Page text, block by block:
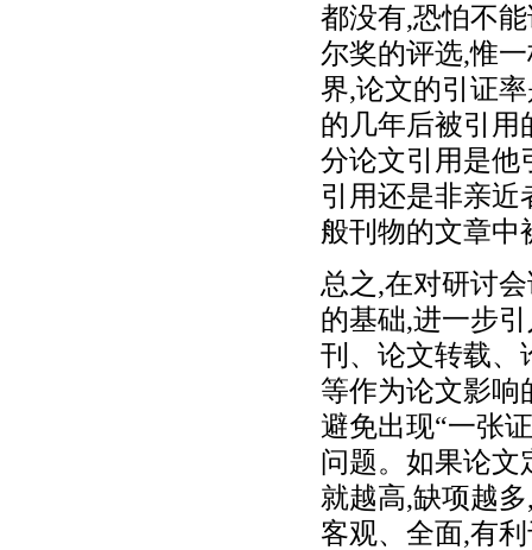
都没有,恐怕不
尔奖的评选,惟
界,论文的引证
的几年后被引用
分论文引用是他
引用还是非亲
般刊物的文章中
总之,在对研讨
的基础,进一步
刊、论文转载、
等作为论文影响
避免出现“一张
问题。如果论文
就越高,缺项越
客观、全面,有